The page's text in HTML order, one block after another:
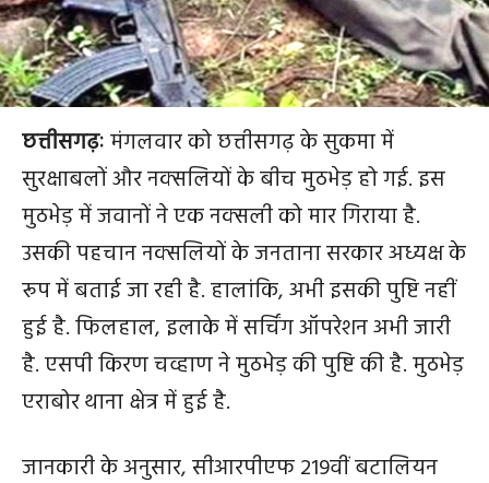
छत्तीसगढ़ःमंगलवार को छत्तीसगढ़ के सुकमा में
सुरक्षाबलों और नक्सलियों के बीच मुठभेड़ हो गई. इस
मुठभेड़ में जवानों ने एक नक्सली को मार गिराया है.
उसकी पहचान नक्सलियों के जनताना सरकार अध्यक्ष के
रूप में बताई जा रही है. हालांकि, अभी इसकी पुष्टि नहीं
हुई है. फिलहाल, इलाके में सर्चिंग ऑपरेशन अभी जारी
है. एसपी किरण चव्हाण ने मुठभेड़ की पुष्टि की है. मुठभेड़
एराबोर थाना क्षेत्र में हुई है.
जानकारी के अनुसार, सीआरपीएफ 219वीं बटालियन